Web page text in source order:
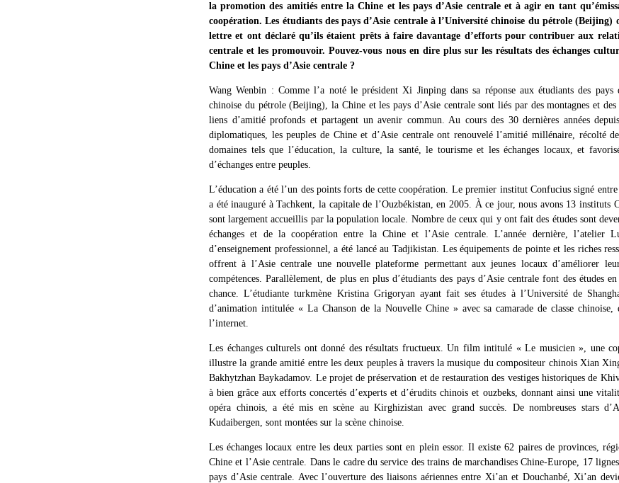
la promotion des amitiés entre la Chine et les pays d’Asie centrale et à agir en tant
coopération. Les étudiants des pays d’Asie centrale à l’Université chinoise du pétrole (Beijing)
lettre et ont déclaré qu’ils étaient prêts à faire davantage d’efforts pour contribuer aux
centrale et les promouvoir. Pouvez-vous nous en dire plus sur les résultats des échanges
Chine et les pays d’Asie centrale ?
Wang Wenbin : Comme l’a noté le président Xi Jinping dans sa réponse aux étudiants des pays
chinoise du pétrole (Beijing), la Chine et les pays d’Asie centrale sont liés par des montagnes et des
liens d’amitié profonds et partagent un avenir commun. Au cours des 30 dernières années
diplomatiques, les peuples de Chine et d’Asie centrale ont renouvelé l’amitié millénaire, récolté
domaines tels que l’éducation, la culture, la santé, le tourisme et les échanges locaux, et
d’échanges entre peuples.
L’éducation a été l’un des points forts de cette coopération. Le premier institut Confucius signé
a été inauguré à Tachkent, la capitale de l’Ouzbékistan, en 2005. À ce jour, nous avons 13 instituts
sont largement accueillis par la population locale. Nombre de ceux qui y ont fait des études sont
échanges et de la coopération entre la Chine et l’Asie centrale. L’année dernière, l’atelier
d’enseignement professionnel, a été lancé au Tadjikistan. Les équipements de pointe et les riches
offrent à l’Asie centrale une nouvelle plateforme permettant aux jeunes locaux d’améliorer
compétences. Parallèlement, de plus en plus d’étudiants des pays d’Asie centrale font des études
chance. L’étudiante turkmène Kristina Grigoryan ayant fait ses études à l’Université de
d’animation intitulée « La Chanson de la Nouvelle Chine » avec sa camarade de classe chinoise,
l’internet.
Les échanges culturels ont donné des résultats fructueux. Un film intitulé « Le musicien », une
illustre la grande amitié entre les deux peuples à travers la musique du compositeur chinois Xian
Bakhytzhan Baykadamov. Le projet de préservation et de restauration des vestiges historiques de
à bien grâce aux efforts concertés d’experts et d’érudits chinois et ouzbeks, donnant ainsi une
opéra chinois, a été mis en scène au Kirghizistan avec grand succès. De nombreuses stars
Kudaibergen, sont montées sur la scène chinoise.
Les échanges locaux entre les deux parties sont en plein essor. Il existe 62 paires de provinces,
Chine et l’Asie centrale. Dans le cadre du service des trains de marchandises Chine-Europe, 17
pays d’Asie centrale. Avec l’ouverture des liaisons aériennes entre Xi’an et Douchanbé, Xi’an